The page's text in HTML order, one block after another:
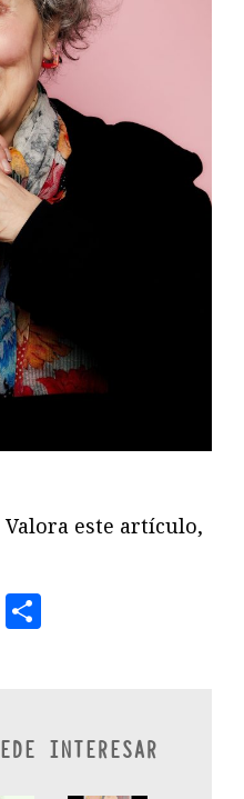
Valora este artículo,
Email
INTERESAR